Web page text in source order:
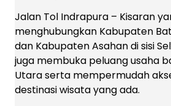
Jalan Tol Indrapura – Kisaran
menghubungkan Kabupaten
dan Kabupaten Asahan di sisi
juga membuka peluang usaha
Utara serta mempermudah
destinasi wisata yang ada.